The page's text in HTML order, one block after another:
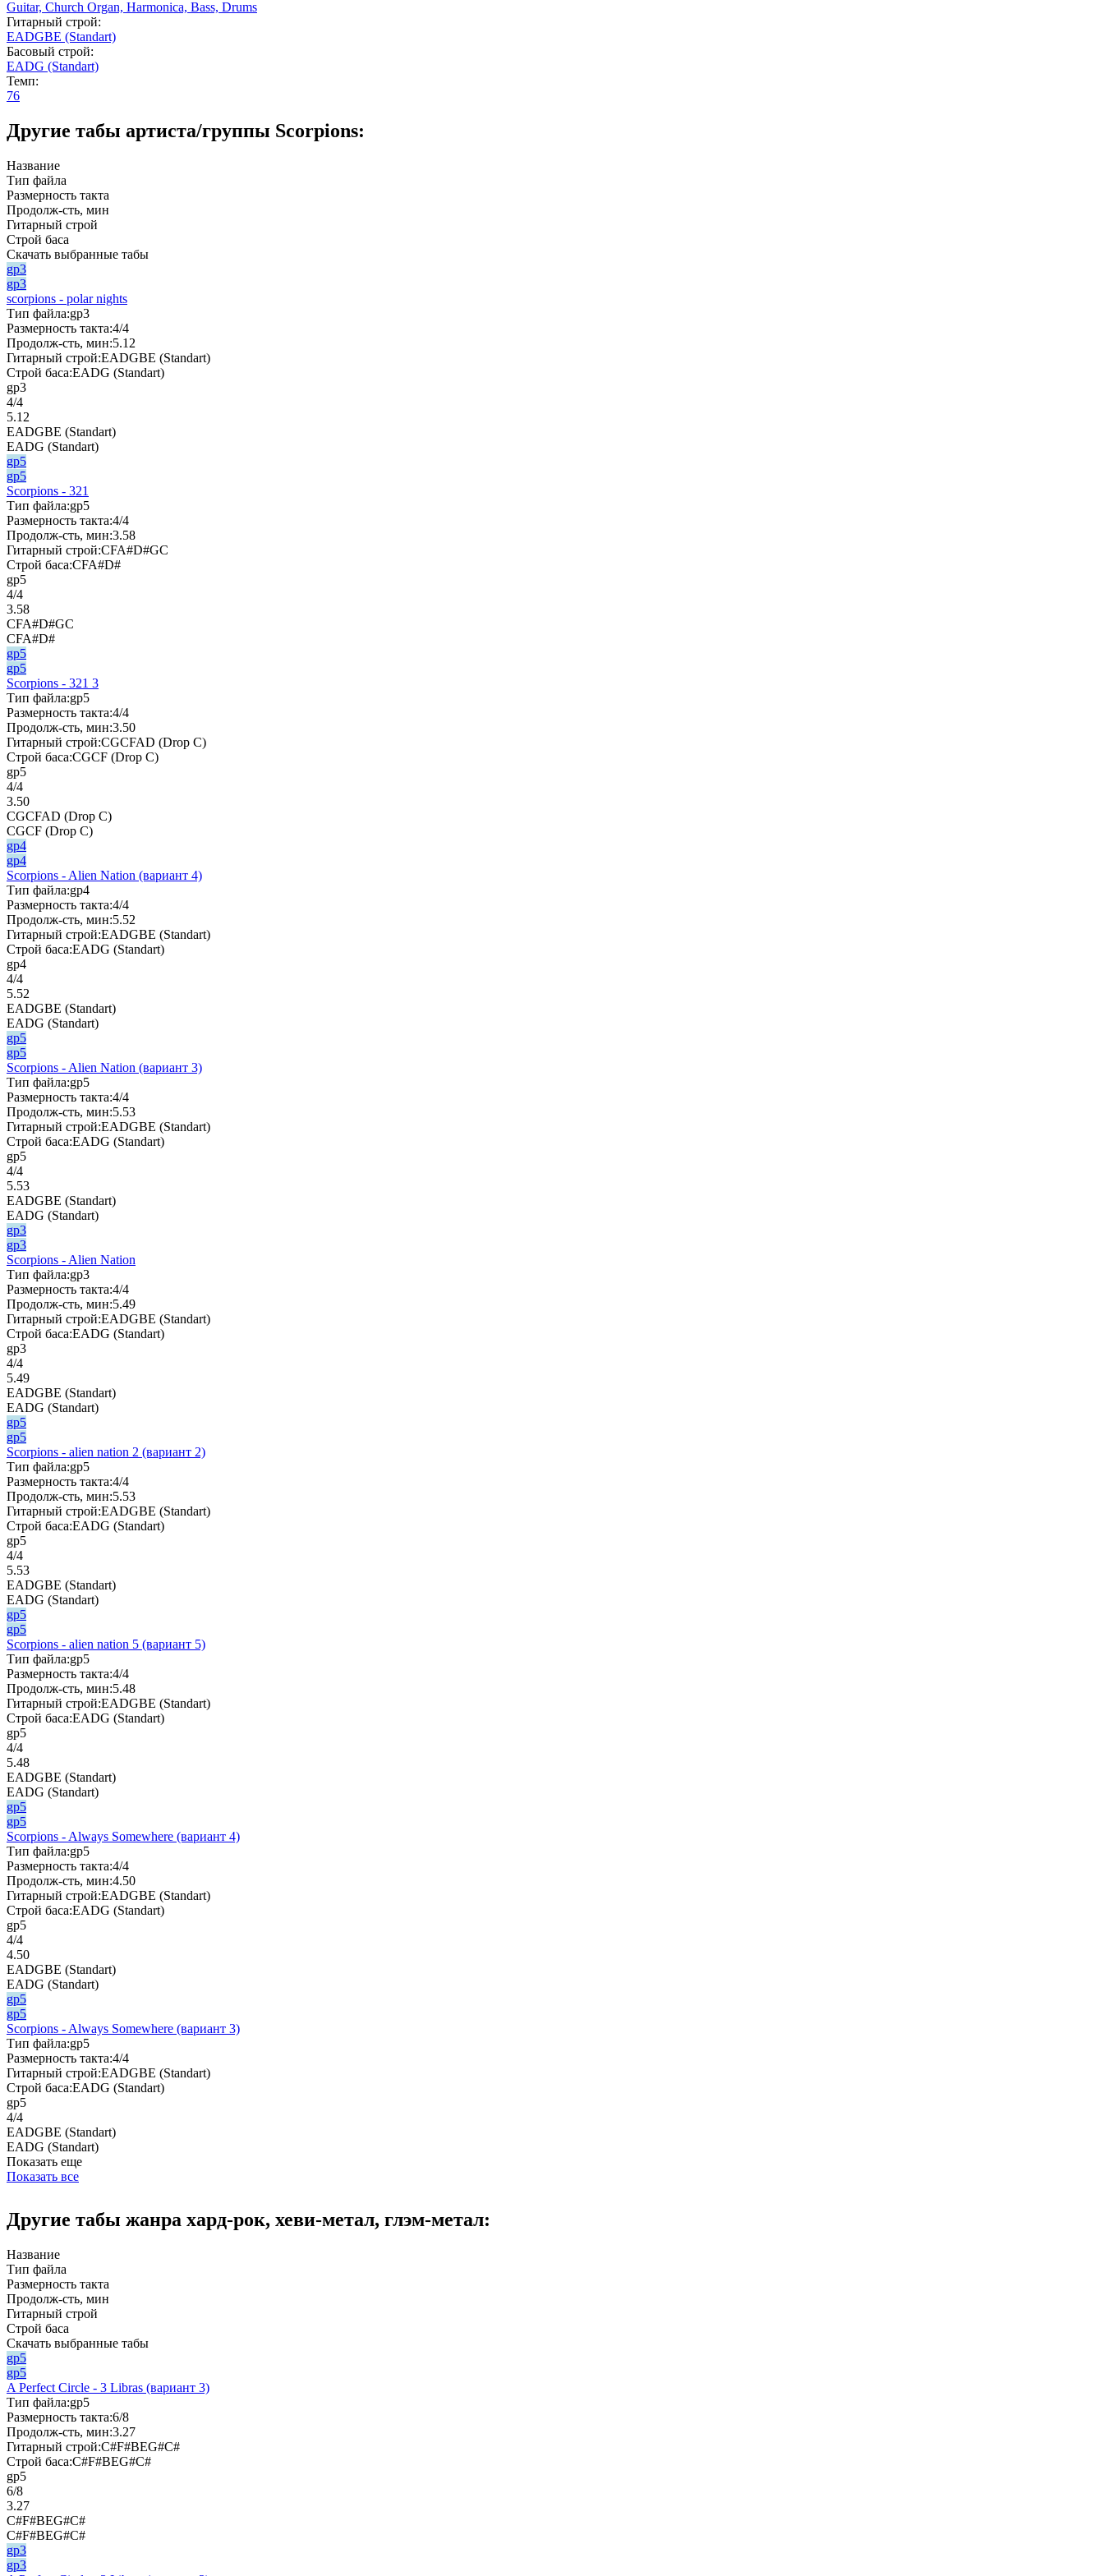
Guitar, Church Organ, Harmonica, Bass, Drums
Гитарный строй:
EADGBE (Standart)
Басовый строй:
EADG (Standart)
Темп:
76
Другие табы артиста/группы Scorpions:
Название
Тип файла
Размерность такта
Продолж-сть, мин
Гитарный строй
Строй баса
Скачать выбранные табы
gp3
gp3
scorpions - polar nights
Тип файла:gp3
Размерность такта:4/4
Продолж-сть, мин:5.12
Гитарный строй:EADGBE (Standart)
Строй баса:EADG (Standart)
gp3
4/4
5.12
EADGBE (Standart)
EADG (Standart)
gp5
gp5
Scorpions - 321
Тип файла:gp5
Размерность такта:4/4
Продолж-сть, мин:3.58
Гитарный строй:CFA#D#GC
Строй баса:CFA#D#
gp5
4/4
3.58
CFA#D#GC
CFA#D#
gp5
gp5
Scorpions - 321 3
Тип файла:gp5
Размерность такта:4/4
Продолж-сть, мин:3.50
Гитарный строй:CGCFAD (Drop C)
Строй баса:CGCF (Drop C)
gp5
4/4
3.50
CGCFAD (Drop C)
CGCF (Drop C)
gp4
gp4
Scorpions - Alien Nation (вариант 4)
Тип файла:gp4
Размерность такта:4/4
Продолж-сть, мин:5.52
Гитарный строй:EADGBE (Standart)
Строй баса:EADG (Standart)
gp4
4/4
5.52
EADGBE (Standart)
EADG (Standart)
gp5
gp5
Scorpions - Alien Nation (вариант 3)
Тип файла:gp5
Размерность такта:4/4
Продолж-сть, мин:5.53
Гитарный строй:EADGBE (Standart)
Строй баса:EADG (Standart)
gp5
4/4
5.53
EADGBE (Standart)
EADG (Standart)
gp3
gp3
Scorpions - Alien Nation
Тип файла:gp3
Размерность такта:4/4
Продолж-сть, мин:5.49
Гитарный строй:EADGBE (Standart)
Строй баса:EADG (Standart)
gp3
4/4
5.49
EADGBE (Standart)
EADG (Standart)
gp5
gp5
Scorpions - alien nation 2 (вариант 2)
Тип файла:gp5
Размерность такта:4/4
Продолж-сть, мин:5.53
Гитарный строй:EADGBE (Standart)
Строй баса:EADG (Standart)
gp5
4/4
5.53
EADGBE (Standart)
EADG (Standart)
gp5
gp5
Scorpions - alien nation 5 (вариант 5)
Тип файла:gp5
Размерность такта:4/4
Продолж-сть, мин:5.48
Гитарный строй:EADGBE (Standart)
Строй баса:EADG (Standart)
gp5
4/4
5.48
EADGBE (Standart)
EADG (Standart)
gp5
gp5
Scorpions - Always Somewhere (вариант 4)
Тип файла:gp5
Размерность такта:4/4
Продолж-сть, мин:4.50
Гитарный строй:EADGBE (Standart)
Строй баса:EADG (Standart)
gp5
4/4
4.50
EADGBE (Standart)
EADG (Standart)
gp5
gp5
Scorpions - Always Somewhere (вариант 3)
Тип файла:gp5
Размерность такта:4/4
Гитарный строй:EADGBE (Standart)
Строй баса:EADG (Standart)
gp5
4/4
EADGBE (Standart)
EADG (Standart)
Показать еще
Показать все
Другие табы жанра хард-рок, хеви-метал, глэм-метал:
Название
Тип файла
Размерность такта
Продолж-сть, мин
Гитарный строй
Строй баса
Скачать выбранные табы
gp5
gp5
A Perfect Circle - 3 Libras (вариант 3)
Тип файла:gp5
Размерность такта:6/8
Продолж-сть, мин:3.27
Гитарный строй:C#F#BEG#C#
Строй баса:C#F#BEG#C#
gp5
6/8
3.27
C#F#BEG#C#
C#F#BEG#C#
gp3
gp3